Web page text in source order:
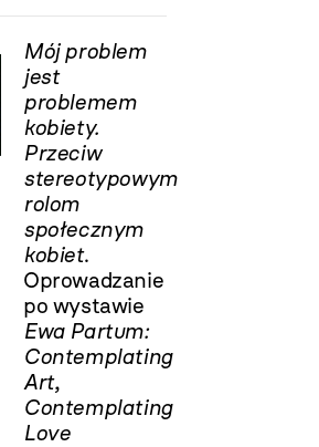
Mój problem
jest
problemem
kobiety.
Przeciw
stereotypowym
rolom
społecznym
kobiet.
Oprowadzanie
po wystawie
Ewa Partum:
Contemplating
Art,
Contemplating
Love